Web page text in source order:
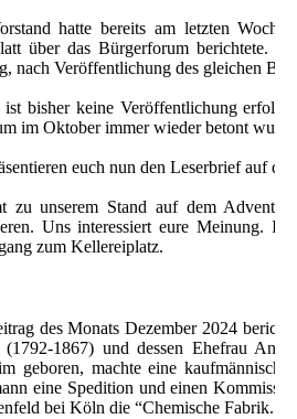
hatte bereits am letzten
über das Bürgerforum berichtete.
nach Veröffentlichung des gleichen
ist bisher keine Veröffentlichung
im Oktober immer wieder betont
euch nun den Leserbrief auf
zu unserem Stand auf dem
Uns interessiert eure Meinung.
zum Kellereiplatz.
des Monats Dezember 2024
(1792-1867) und dessen Ehefrau
geboren, machte eine
eine Spedition und einen
bei Köln die “Chemische Fabrik.